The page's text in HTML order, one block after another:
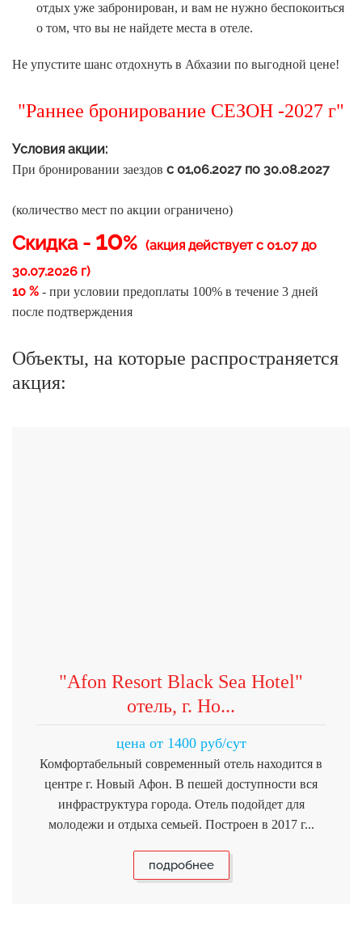
отдых уже забронирован, и вам не нужно беспокоиться
о том, что вы не найдете места в отеле.
Не упустите шанс отдохнуть в Абхазии по выгодной цене!
"Раннее бронирование СЕЗОН -2027 г"
Условия акции:
При бронировании заездов с 01,06.2027 по 30.08.2027
(количество мест по акции ограничено)
Скидка - 10% (акция действует с 01.07 до
30.07.2026 г)
10 % - при условии предоплаты 100% в течение 3 дней
после подтверждения
Объекты, на которые распространяется
акция:
"Afon Resort Black Sea Hotel"
отель, г. Но...
цена от 1400 руб/сут
Комфортабельный современный отель находится в
центре г. Новый Афон. В пешей доступности вся
инфраструктура города. Отель подойдет для
молодежи и отдыха семьей. Построен в 2017 г...
подробнее